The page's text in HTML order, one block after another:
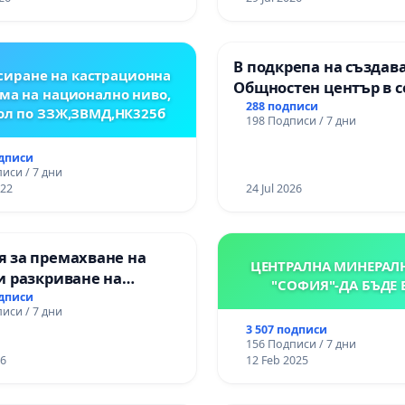
ЗАБЕЛЕЖИТЕЛНОСТ
на кастрационна
на национално ниво,
по ЗЗЖ,ЗВМД,НК325б
/ 7 дни
В подкрепа на
Общностен център в
Църква
288 подписи
198 Подписи / 7 дни
24 Jul 2026
за премахване на
разкриване на
сърце на
могила във
/ 7 дни
ЦЕНТРАЛНА
"СОФИЯ"-ДА БЪДЕ
3 507 подписи
156 Подписи / 7 дни
12 Feb 2025